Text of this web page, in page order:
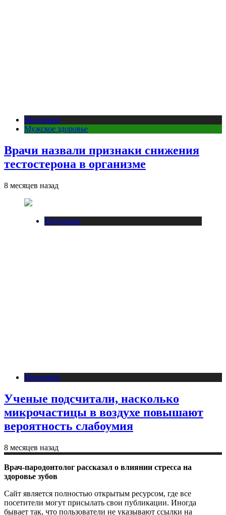
Медицина
Мужское здоровье
Врачи назвали признаки снижения
тестостерона в организме
8 месяцев назад
Медицина
Медицина
Ученые подсчитали, насколько
микрочастицы в воздухе повышают
вероятность слабоумия
8 месяцев назад
Врач-пародонтолог рассказал о влиянии стресса на
здоровье зубов
Сайт является полностью открытым ресурсом, где все
посетители могут присылать свои публикации. Иногда
бывает так, что пользователи не указывают ссылки на